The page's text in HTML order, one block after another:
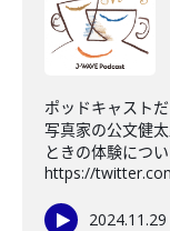
ポッドキャスト
写真家の公文健
ときの体験につ
https://
2024.11.29